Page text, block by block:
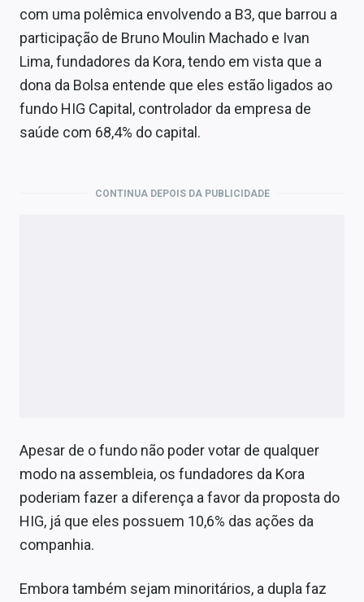
com uma polêmica envolvendo a B3, que barrou a
participação de Bruno Moulin Machado e Ivan
Lima, fundadores da Kora, tendo em vista que a
dona da Bolsa entende que eles estão ligados ao
fundo HIG Capital, controlador da empresa de
saúde com 68,4% do capital.
CONTINUA DEPOIS DA PUBLICIDADE
Apesar de o fundo não poder votar de qualquer
modo na assembleia, os fundadores da Kora
poderiam fazer a diferença a favor da proposta do
HIG, já que eles possuem 10,6% das ações da
companhia.
Embora também sejam minoritários, a dupla faz